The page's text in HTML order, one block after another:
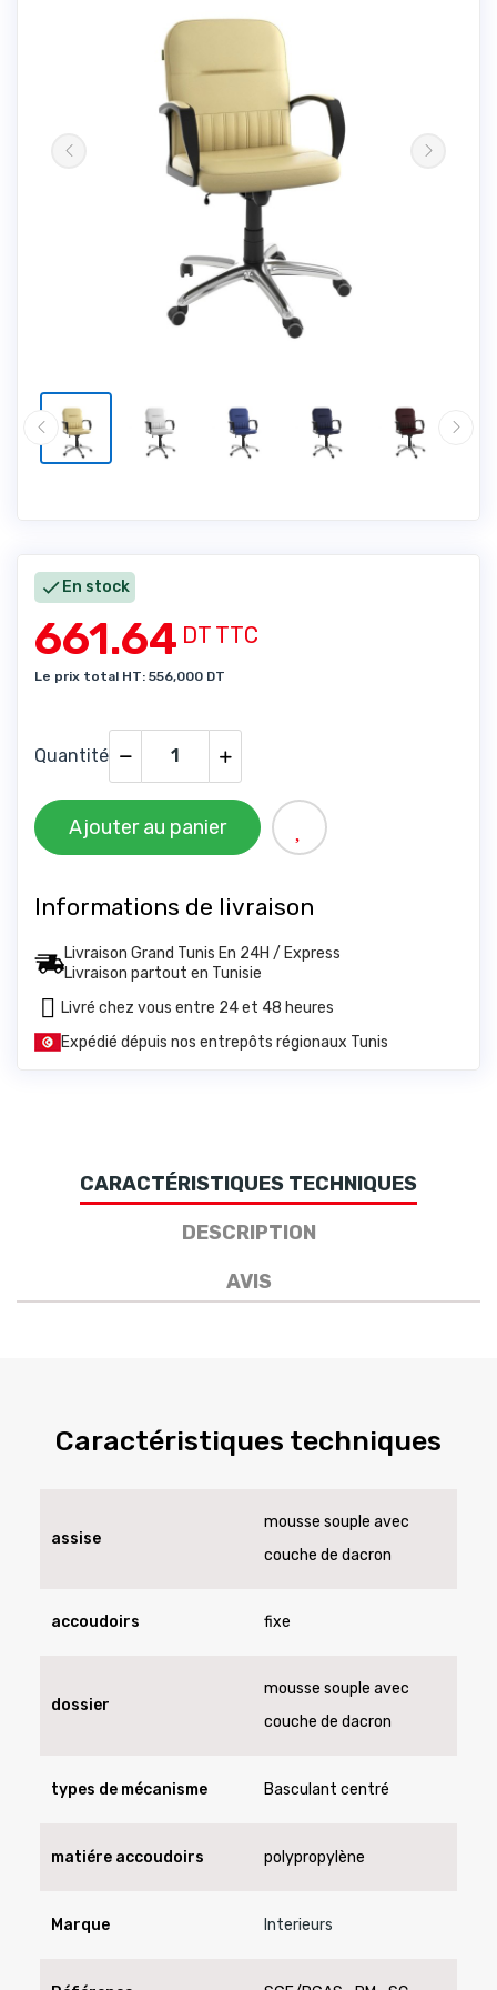
 En stock
661.64DT TTC
Le prix total HT: 556,000 DT
Quantité
Ajouter au panier
Informations de livraison
Livraison Grand Tunis En 24H / Express
Livraison partout en Tunisie
Expédié dépuis nos entrepôts régionaux Tunis
Livré chez vous entre 24 et 48 heures
CARACTÉRISTIQUES TECHNIQUES
DESCRIPTION
AVIS
Caractéristiques techniques
assise
mousse souple avec
couche de dacron
accoudoirs fixe
dossier
mousse souple avec
couche de dacron
types de mécanisme Basculant centré
matiére accoudoirs polypropylène
Marque Interieurs